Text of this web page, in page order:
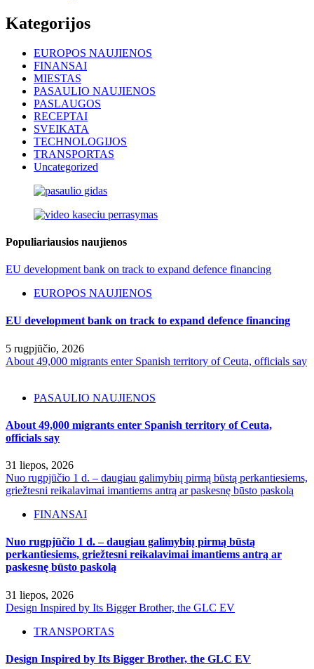
Kategorijos
EUROPOS NAUJIENOS
FINANSAI
MIESTAS
PASAULIO NAUJIENOS
PASLAUGOS
RECEPTAI
SVEIKATA
TECHNOLOGIJOS
TRANSPORTAS
Uncategorized
Populiariausios naujienos
EU development bank on track to expand defence financing
EUROPOS NAUJIENOS
EU development bank on track to expand defence financing
5 rugpjūčio, 2026
About 49,000 migrants enter Spanish territory of Ceuta, officials say
PASAULIO NAUJIENOS
About 49,000 migrants enter Spanish territory of Ceuta,
officials say
31 liepos, 2026
Nuo rugpjūčio 1 d. – daugiau galimybių pirmą būstą perkantiesiems,
griežtesni reikalavimai imantiems antrą ar paskesnę būsto paskolą
FINANSAI
Nuo rugpjūčio 1 d. – daugiau galimybių pirmą būstą
perkantiesiems, griežtesni reikalavimai imantiems antrą ar
paskesnę būsto paskolą
31 liepos, 2026
Design Inspired by Its Bigger Brother, the GLC EV
TRANSPORTAS
Design Inspired by Its Bigger Brother, the GLC EV